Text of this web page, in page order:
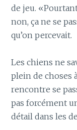
de jeu.
non, ça ne se
qu’on percevait.
Les chiens ne
plein de choses
rencontre se
pas forcément
détail dans les